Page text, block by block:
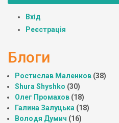
Вхід
Реєстрація
Блоги
Ростислав Маленков (38)
Shura Shyshko (30)
Олег Промахов (18)
Галина Залуцька (18)
Володя Думич (16)